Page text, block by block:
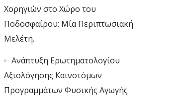
Χορηγιών στο Χώρο του
Ποδοσφαίρου: Μία Περιπτωσιακή
Μελέτη.
Ανάπτυξη Ερωτηματολογίου
Αξιολόγησης Καινοτόμων
Προγραμμάτων Φυσικής Αγωγής